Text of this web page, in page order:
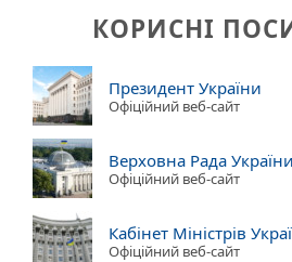
КОРИСНІ
Президент України
Офіційний веб-сайт
Верховна Рада України
Офіційний веб-сайт
Кабінет Міністрів
Офіційний веб-сайт